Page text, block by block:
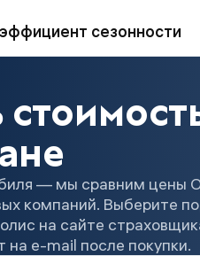
сезонности
— мы сравним цены
компаний. Выберите
на сайте
e-mail после покупки.